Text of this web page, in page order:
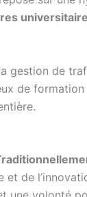
gestion de
de
et de